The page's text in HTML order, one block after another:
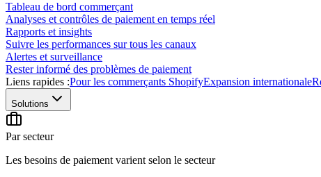
Tableau de bord commerçant
Analyses et contrôles de paiement en temps réel
Rapports et insights
Suivre les performances sur tous les canaux
Alertes et surveillance
Rester informé des problèmes de paiement
Liens rapides :Pour les commerçants ShopifyExpansion internationale
Solutions
Par secteur
Les besoins de paiement varient selon le secteur